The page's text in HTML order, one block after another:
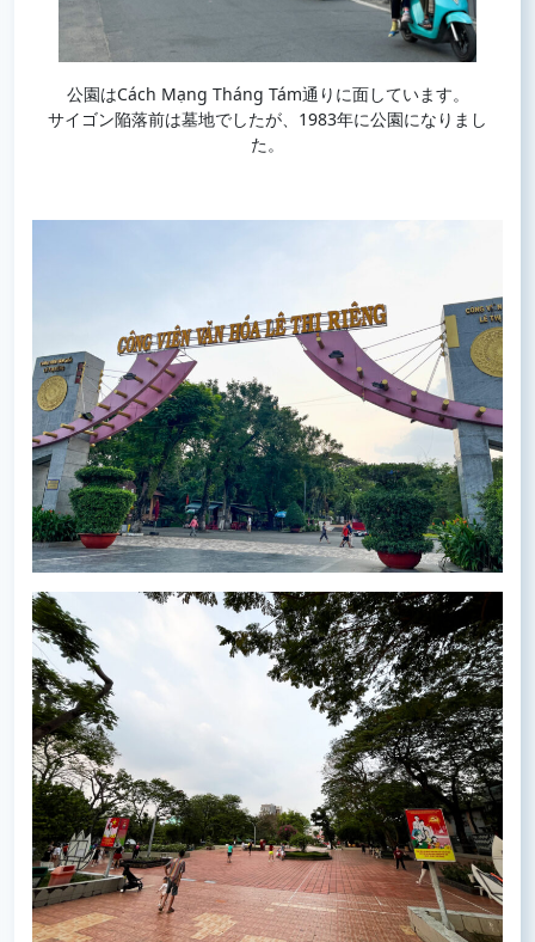
公園はCách Mạng Tháng Tám通りに面しています。
サイゴン陥落前は墓地でしたが、1983年に公園になりまし
た。